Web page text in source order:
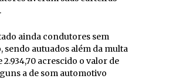
ainda condutores sem
sendo autuados além da multa
2.934,70 acrescido o valor de
a de som automotivo